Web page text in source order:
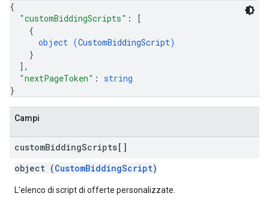
{
"customBiddingScripts" :
[
{
object (CustomBiddingScript)
}
] ,
"nextPageToken" : string
}
Campi
customBiddingScripts[]
object (CustomBiddingScript)
L'elenco di script di offerte personalizzate.